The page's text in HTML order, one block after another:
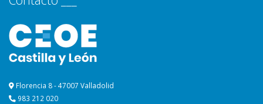
Florencia 8 - 47007 Valladolid
983 212 020